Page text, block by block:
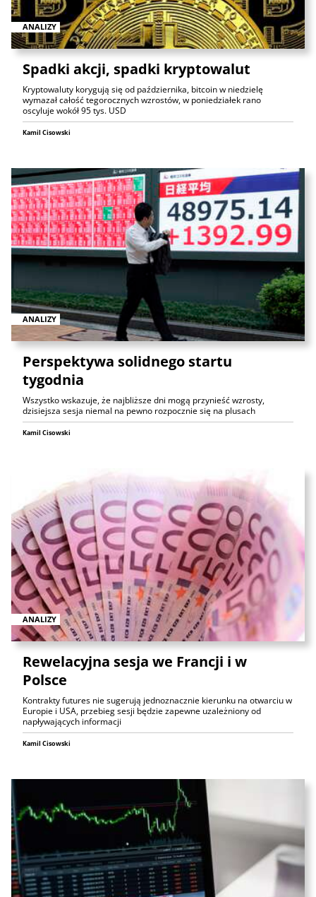
ANALIZY
Spadki akcji, spadki kryptowalut
Kryptowaluty korygują się od października, bitcoin w niedzielę
wymazał całość tegorocznych wzrostów, w poniedziałek rano
oscyluje wokół 95 tys. USD
Kamil Cisowski
ANALIZY
Perspektywa solidnego startu
tygodnia
Wszystko wskazuje, że najbliższe dni mogą przynieść wzrosty,
dzisiejsza sesja niemal na pewno rozpocznie się na plusach
Kamil Cisowski
ANALIZY
Rewelacyjna sesja we Francji i w
Polsce
Kontrakty futures nie sugerują jednoznacznie kierunku na otwarciu w
Europie i USA, przebieg sesji będzie zapewne uzależniony od
napływających informacji
Kamil Cisowski